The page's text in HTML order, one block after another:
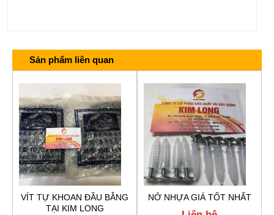
Sản phẩm liên quan
VÍT TỰ KHOAN ĐẦU BẰNG
TẠI KIM LONG
NỞ NHỰA GIÁ TỐT NHẤT